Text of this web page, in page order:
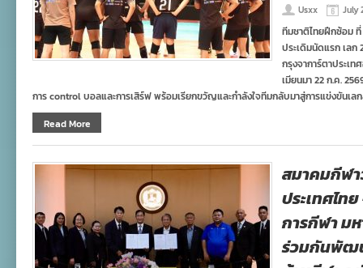
Usxx July
ทีมชาติไทยฝึกซ้อม
ประเดิมนัดแรก เลก
กรุงจาการ์ตาประเ
เมียนมา 22 ก.ค.
การ control บอลและการเสิร์ฟ พร้อมเรียกขวัญและกำลังใจทีมกลับมาสู่การแข่งขันเล
Read More
สมาคมกีฬ
ประเทศไท
การกีฬา ม
ร่วมกันพัฒ